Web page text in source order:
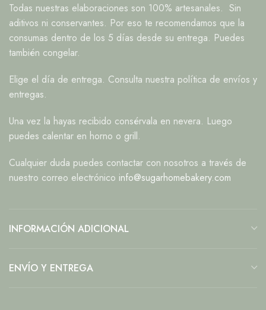
Todas nuestras elaboraciones son 100% artesanales. Sin
aditivos ni conservantes. Por eso te recomendamos que la
consumas dentro de los 5 días desde su entrega. Puedes
también congelar.
Elige el día de entrega. Consulta nuestra política de envíos y
entregas.
Una vez la hayas recibido consérvala en nevera. Luego
puedes calentar en horno o grill.
Cualquier duda puedes contactar con nosotros a través de
nuestro correo electrónico info@sugarhomebakery.com
INFORMACIÓN ADICIONAL
ENVÍO Y ENTREGA